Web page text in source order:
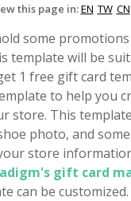
this page in:EN TW CN
some
template will be
1 free gift card
to help you
store. This
photo, and
store
gift card
can be